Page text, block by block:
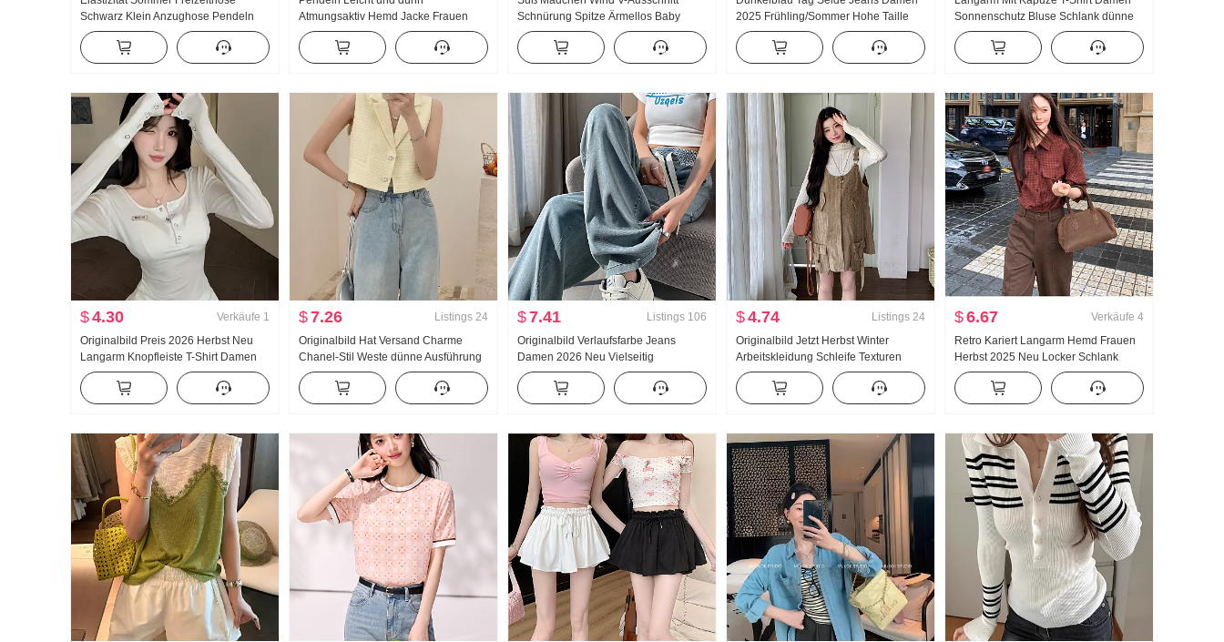
Schwarz Klein Anzughose Pendeln
Hosen Kinder Acht Punkte Hose 2026
Atmungsaktiv Hemd Jacke Frauen
2026 Frühling/Sommer Pumpen Seil
Design Gefühl Freizeit Sonnenschutz
Top
Schnürung Spitze Ärmellos Baby
hemd Damen Sommer Design Gefühl
Locker Ein Wort Lotus blatt Rock
Weste
2025 Frühling/Sommer Hohe Taille
Gerade geschnitten Abseilen Gefühl
Schlank In Mode Locker Weite Hose
Sonnenschutz Bluse Schlank dünne
Ausführung Top Neu Vielseitig
kombinierbar Mode Schlank
$4.30 Verkäufe 1
Originalbild Preis 2026 Herbst Neu
Langarm Knopfleiste T-Shirt Damen
Rundhals Schlank Schlank Top
$7.26 Listings 24
Originalbild Hat Versand Charme
Chanel-Stil Weste dünne Ausführung
Blume Bohren Schnalle Ärmellos Kurz
Top Charme Weste
$7.41 Listings 106
Originalbild Verlaufsfarbe Jeans
Damen 2026 Neu Vielseitig
kombinierbar Mode Hohe Taille
Zeigen Hoch Schlank Schlank Weite
Hose
$4.74 Listings 24
Originalbild Jetzt Herbst Winter
Arbeitskleidung Schleife Texturen
Gefühl Khaqi Trägerkleid Strick
Unterhemd Anzug
$6.67 Verkäufe 4
Retro Kariert Langarm Hemd Frauen
Herbst 2025 Neu Locker Schlank
Design Gefühl Schick Hemd